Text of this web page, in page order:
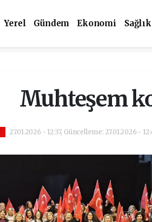
Yerel Gündem Ekonomi Sağlık
Muhteşem
27.01.2026 - 12:37, Güncelleme: 27.01.2026 -